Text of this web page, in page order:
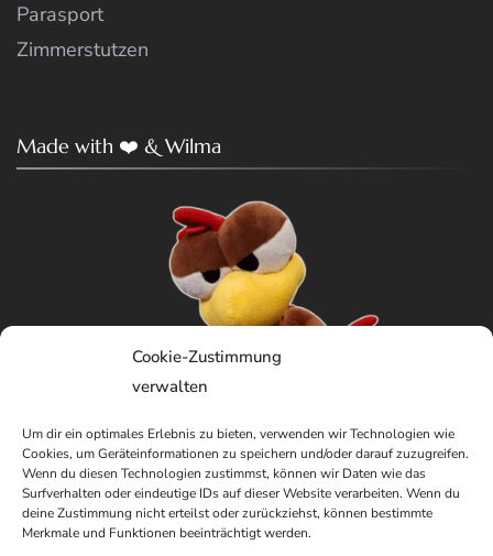
Cookie-Zustimmung
verwalten
Um dir ein optimales Erlebnis zu bieten, verwenden wir Technologien wie
Cookies, um Geräteinformationen zu speichern und/oder darauf zuzugreifen.
Wenn du diesen Technologien zustimmst, können wir Daten wie das
Surfverhalten oder eindeutige IDs auf dieser Website verarbeiten. Wenn du
deine Zustimmung nicht erteilst oder zurückziehst, können bestimmte
Merkmale und Funktionen beeinträchtigt werden.
Parasport
Zimmerstutzen
Made with ❤️ & Wilma